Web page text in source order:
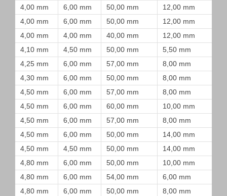
4,00 mm
6,00 mm 50,00 mm
12,00 mm
4,00 mm
6,00 mm 50,00 mm
12,00 mm
4,00 mm
4,00 mm 40,00 mm
12,00 mm
4,10 mm
4,50 mm 50,00 mm
5,50 mm
4,25 mm
6,00 mm 57,00 mm
8,00 mm
4,30 mm
6,00 mm 50,00 mm
8,00 mm
4,50 mm
6,00 mm 57,00 mm
8,00 mm
4,50 mm
6,00 mm 60,00 mm
10,00 mm
4,50 mm
6,00 mm 57,00 mm
8,00 mm
4,50 mm
6,00 mm 50,00 mm
14,00 mm
4,50 mm
4,50 mm 50,00 mm
14,00 mm
4,80 mm
6,00 mm 50,00 mm
10,00 mm
4,80 mm
6,00 mm 54,00 mm
6,00 mm
4,80 mm
6,00 mm 50,00 mm
8,00 mm